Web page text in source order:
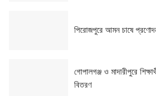
পিরোজপুরে আমন চাষে
গোপালগঞ্জ ও মাদারীপুরে
বিতরণ